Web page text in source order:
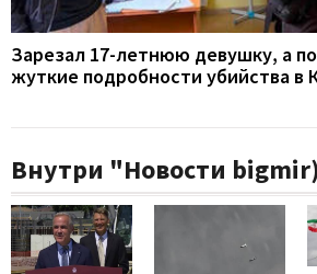
Зарезал 17-летнюю девушку, а
жуткие подробности убийства в
Внутри "Новости